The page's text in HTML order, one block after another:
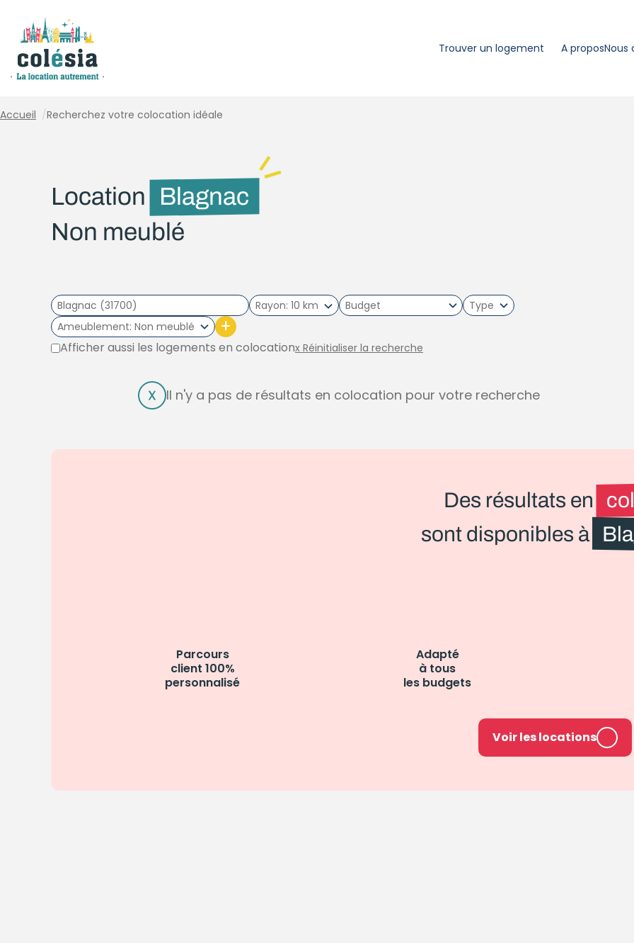
Trouver un logement A proposNous
Accueil /Recherchez votre colocation idéale
Location
Blagnac
Non meublé
Rayon 10 km
Type
Ameublement Non meublé +
Afficher aussi les logements en colocationx Réinitialiser la recherche
Il n'y a pas de résultats en colocation pour votre recherche
Des résultats en
sont disponibles à
Parcours
client 100%
personnalisé
Adapté
à tous
les budgets
Voir les locations